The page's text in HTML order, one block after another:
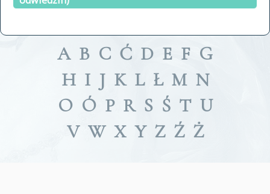
A B C Ć D E F G
H I J K L Ł M N
O Ó P R S Ś T U
V W X Y Z Ź Ż